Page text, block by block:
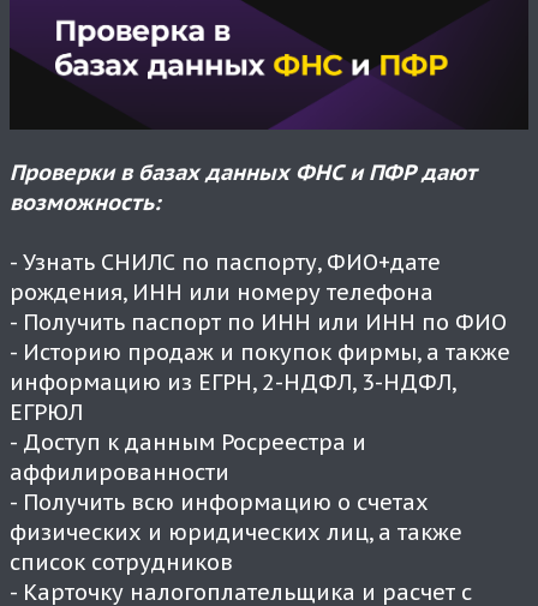
Проверки в базах данных ФНС и ПФР дают
возможность:
- Узнать СНИЛС по паспорту, ФИО+дате
рождения, ИНН или номеру телефона
- Получить паспорт по ИНН или ИНН по ФИО
- Историю продаж и покупок фирмы, а также
информацию из ЕГРН, 2-НДФЛ, 3-НДФЛ,
ЕГРЮЛ
- Доступ к данным Росреестра и
аффилированности
- Получить всю информацию о счетах
физических и юридических лиц, а также
список сотрудников
- Карточку налогоплательщика и расчет с